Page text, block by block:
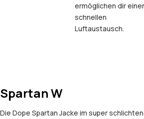
ermöglichen dir
schnellen
Luftaustausch.
Spartan W
Die Dope Spartan Jacke im super